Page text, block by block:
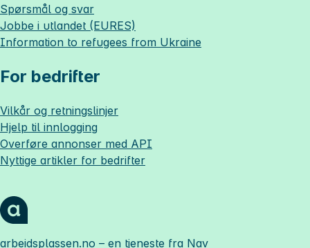
Spørsmål og svar
Jobbe i utlandet (EURES)
Information to refugees from Ukraine
For bedrifter
Vilkår og retningslinjer
Hjelp til innlogging
Overføre annonser med API
Nyttige artikler for bedrifter
arbeidsplassen.no – en tjeneste fra Nav